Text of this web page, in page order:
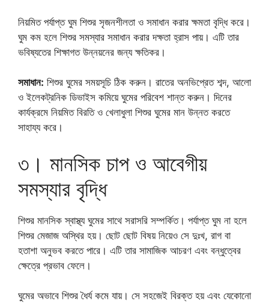
নিয়মিত পর্যাপ্ত ঘুম শিশুর সৃজনশীলতা ও সমাধান করার ক্ষমতা বৃদ্ধি করে।
ঘুম কম হলে শিশুর সমস্যার সমাধান করার দক্ষতা হ্রাস পায়। এটি তার
ভবিষ্যতের শিক্ষাগত উন্নয়নের জন্য ক্ষতিকর।
সমাধান: শিশুর ঘুমের সময়সূচি ঠিক করুন। রাতের অনভিপ্রেত শব্দ, আলো
ও ইলেকট্রনিক ডিভাইস কমিয়ে ঘুমের পরিবেশ শান্ত করুন। দিনের
কার্যক্রমে নিয়মিত বিরতি ও খেলাধুলা শিশুর ঘুমের মান উন্নত করতে
সাহায্য করে।
৩। মানসিক চাপ ও আবেগীয়
সমস্যার বৃদ্ধি
শিশুর মানসিক স্বাস্থ্য ঘুমের সাথে সরাসরি সম্পর্কিত। পর্যাপ্ত ঘুম না হলে
শিশুর মেজাজ অস্থির হয়। ছোট ছোট বিষয় নিয়েও সে দুঃখ, রাগ বা
হতাশা অনুভব করতে পারে। এটি তার সামাজিক আচরণ এবং বন্ধুত্বের
ক্ষেত্রে প্রভাব ফেলে।
ঘুমের অভাবে শিশুর ধৈর্য কমে যায়। সে সহজেই বিরক্ত হয় এবং যেকোনো